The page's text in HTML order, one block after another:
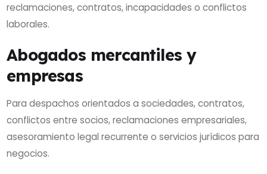
reclamaciones, contratos, incapacidades o conflictos
laborales.
Abogados mercantiles y
empresas
Para despachos orientados a sociedades, contratos,
conflictos entre socios, reclamaciones empresariales,
asesoramiento legal recurrente o servicios jurídicos para
negocios.